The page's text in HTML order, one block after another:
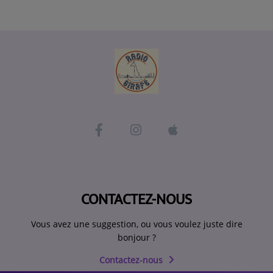
CONTACTEZ-NOUS
Vous avez une suggestion, ou vous voulez juste dire
bonjour ?
Contactez-nous